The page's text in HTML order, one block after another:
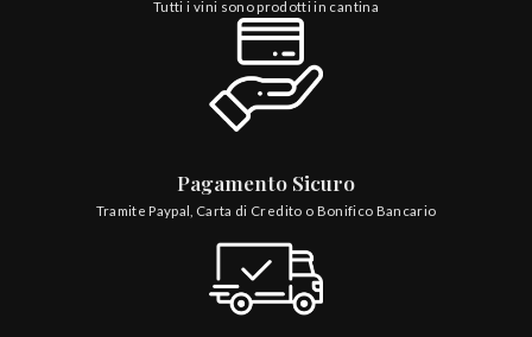
Tutti i vini sono prodotti in cantina
Pagamento Sicuro
Tramite Paypal, Carta di Credito o Bonifico Bancario